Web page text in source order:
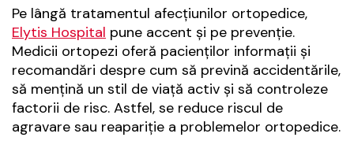
Pe lângă tratamentul afecțiunilor ortopedice,
Elytis Hospital pune accent și pe prevenție.
Medicii ortopezi oferă pacienților informații și
recomandări despre cum să prevină accidentările,
să mențină un stil de viață activ și să controleze
factorii de risc. Astfel, se reduce riscul de
agravare sau reapariție a problemelor ortopedice.